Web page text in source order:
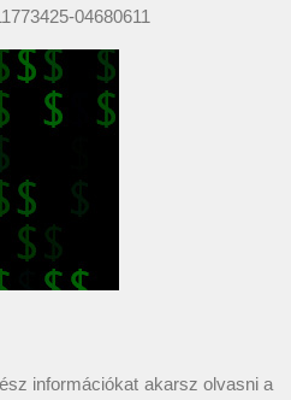
04680611
információkat akarsz olvasni a